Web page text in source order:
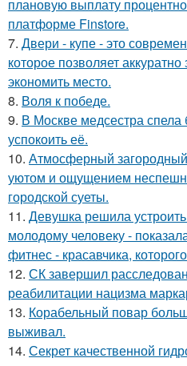
плановую выплату
платформе Finstore.
7. Двери - купе - это
которое позволяет
экономить место.
8. Воля к победе.
9. В Москве медсестра
успокоить её.
10. Атмосферный
уютом и ощущением
городской суеты.
11. Девушка решила
молодому человеку -
фитнес - красавчика,
12. СК завершил
реабилитации нацизма
13. Корабельный повар
выживал.
14. Секрет качественной